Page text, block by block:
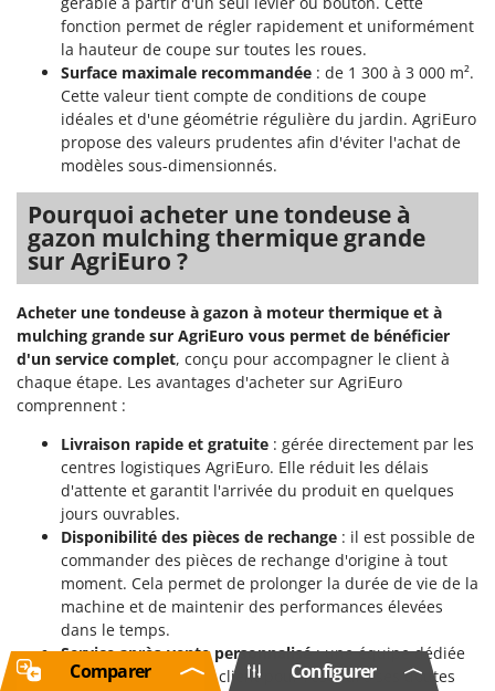
fonction permet de régler rapidement et uniformément
la hauteur de coupe sur toutes les roues.
Surface maximale recommandée : de 1 300 à 3 000 m².
Cette valeur tient compte de conditions de coupe
idéales et d'une géométrie régulière du jardin. AgriEuro
propose des valeurs prudentes afin d'éviter l'achat de
modèles sous-dimensionnés.
Pourquoi acheter une tondeuse à
gazon mulching thermique grande
sur AgriEuro ?
Acheter une tondeuse à gazon à moteur thermique et à
mulching grande sur AgriEuro vous permet de bénéficier
d'un service complet, conçu pour accompagner le client à
chaque étape. Les avantages d'acheter sur AgriEuro
comprennent :
Livraison rapide et gratuite : gérée directement par les
centres logistiques AgriEuro. Elle réduit les délais
d'attente et garantit l'arrivée du produit en quelques
jours ouvrables.
Disponibilité des pièces de rechange : il est possible de
commander des pièces de rechange d'origine à tout
moment. Cela permet de prolonger la durée de vie de la
machine et de maintenir des performances élevées
dans le temps.
Service après-vente personnalisé: une équipe dédiée
accompagne chaque client pour résoudre ses doutes
Configurer
Comparer